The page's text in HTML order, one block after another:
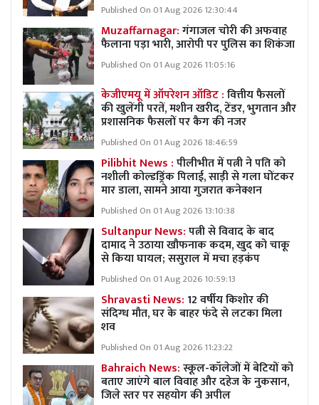
Published On 01 Aug 2026 12:30:44
Muzaffarnagar:गंगाजल चोरी की अफवाह
फैलाना पड़ा भारी, आरोपी पर पुलिस का शिकंजा
Published On 01 Aug 2026 11:05:16
केजीएमयू में ऑपरेशन ऑडिट :वित्तीय फैसलों
की खुलेंगी परतें, मशीन खरीद, टेंडर, भुगतान और
प्रशासनिक फैसलों पर कैग की नजर
Published On 01 Aug 2026 18:46:59
Pilibhit News :पीलीभीत में पत्नी ने पति को
नशीली कोल्डड्रिंक पिलाई, साड़ी से गला घोंटकर
मार डाला, सामने आया गुजरात कनेक्शन
Published On 01 Aug 2026 13:10:38
Sultanpur News:पत्नी से विवाद के बाद
दामाद ने उठाया खौफनाक कदम, खुद को चाकू
से किया घायल; ससुराल में मचा हड़कंप
Published On 01 Aug 2026 10:59:13
Shravasti News:12 वर्षीय किशोर की
संदिग्ध मौत, घर के बाहर फंदे से लटका मिला
शव
Published On 01 Aug 2026 11:23:22
Bahraich News:स्कूल-कॉलेजों में बेटियों को
बताए जाएंगे बाल विवाह और दहेज के नुकसान,
जिले स्तर पर सहयोग की अपील